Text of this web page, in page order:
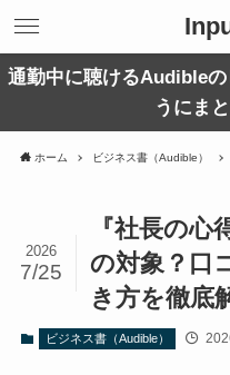
通勤中に聴けるAudible
うにま
ホーム ビジネス書（Audible）
『社長の
の対象？口
き方を徹底
2026
7/25
ビジネス書（Audible）